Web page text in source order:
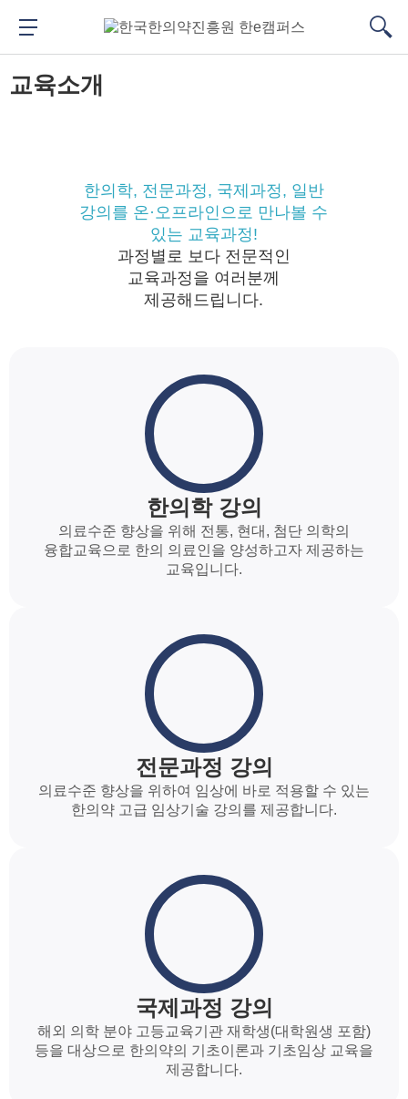
가
가
메뉴 버튼
교육소개
한의학, 전문과정, 국제과정, 일반
강의를 온·오프라인으로 만나볼 수
있는 교육과정!
과정별로 보다 전문적인
교육과정을 여러분께
제공해드립니다.
한의학 강의
의료수준 향상을 위해 전통, 현대, 첨단 의학의
융합교육으로 한의 의료인을 양성하고자 제공하는
교육입니다.
전문과정 강의
의료수준 향상을 위하여 임상에 바로 적용할 수 있는
한의약 고급 임상기술 강의를 제공합니다.
국제과정 강의
해외 의학 분야 고등교육기관 재학생(대학원생 포함)
등을 대상으로 한의약의 기초이론과 기초임상 교육을
제공합니다.